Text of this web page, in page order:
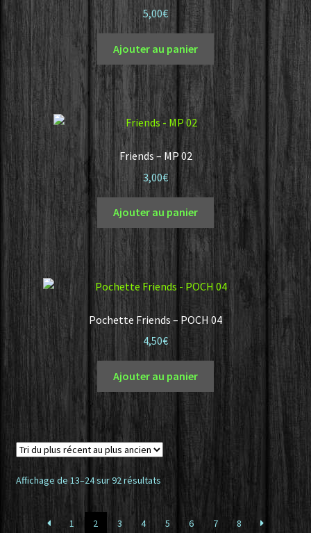
5,00€
Ajouter au panier
Friends – MP 02
3,00€
Ajouter au panier
Pochette Friends – POCH 04
4,50€
Ajouter au panier
Affichage de 13–24 sur 92 résultatsTrié
récent
1 2 3 4 5 6 7 8